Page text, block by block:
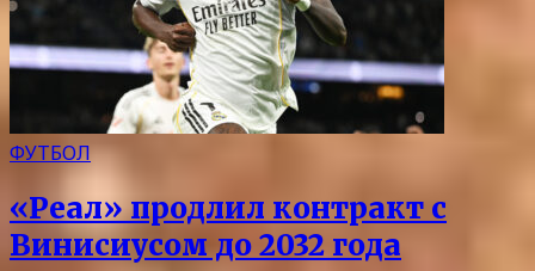
ФУТБОЛ
«Реал» продлил контракт с
Винисиусом до 2032 года